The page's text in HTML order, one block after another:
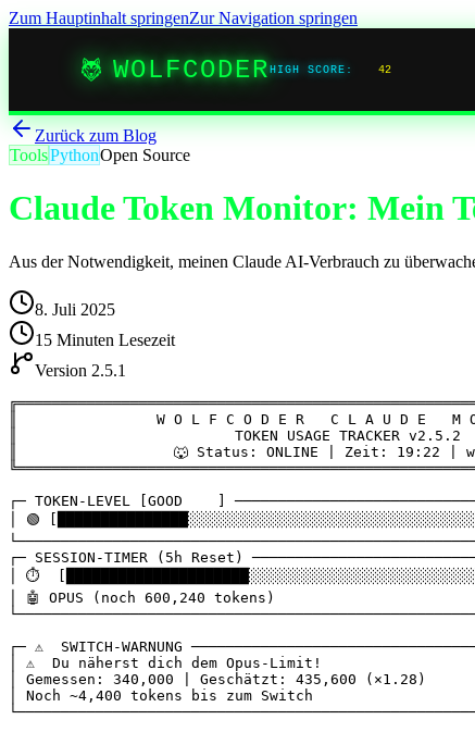
Zum Hauptinhalt springenZur Navigation springen
WOLFCODERHIGH SCORE: 42
Zurück zum Blog
ToolsPythonOpen Source
Claude Token Monitor: Mein
Aus der Notwendigkeit, meinen Claude AI-Verbrauch zu
8. Juli 2025
15 Minuten Lesezeit
Version 2.5.1
║                W O L F C O D E R   C L A U D E
║                         TOKEN USAGE TRACKER
║                  🐺 Status: ONLINE | Zeit: 19:22 |
┌─ TOKEN-LEVEL [GOOD    ]
│ 🟢
┌─ SESSION-TIMER (5h Reset)
│ ⏱
│ 🤖 OPUS (noch 600,240 tokens)
┌─ ⚠️  SWITCH-WARNUNG
│ ⚠️  Du näherst dich dem Opus-Limit!
│ Gemessen: 340,000 | Geschätzt: 435,600
│ Noch ~4,400 tokens bis zum Switch